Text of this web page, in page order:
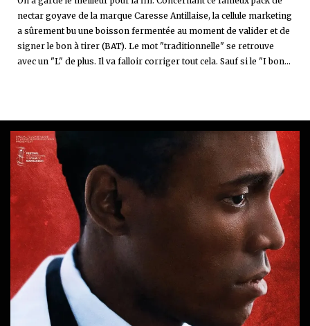
nectar goyave de la marque Caresse Antillaise, la cellule marketing
a sûrement bu une boisson fermentée au moment de valider et de
signer le bon à tirer (BAT). Le mot "traditionnelle" se retrouve
avec un "L" de plus. Il va falloir corriger tout cela. Sauf si le "I bon...